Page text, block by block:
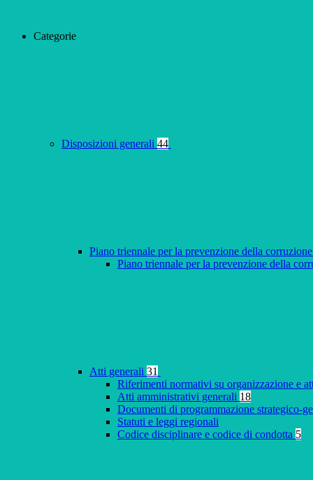
Categorie
Disposizioni generali 44
Piano triennale per la prevenzione della
Piano triennale per la prevenzione della
Atti generali 31
Riferimenti normativi su organizzazione e
Atti amministrativi generali 18
Documenti di programmazione strategico-
Statuti e leggi regionali
Codice disciplinare e codice di condotta 5